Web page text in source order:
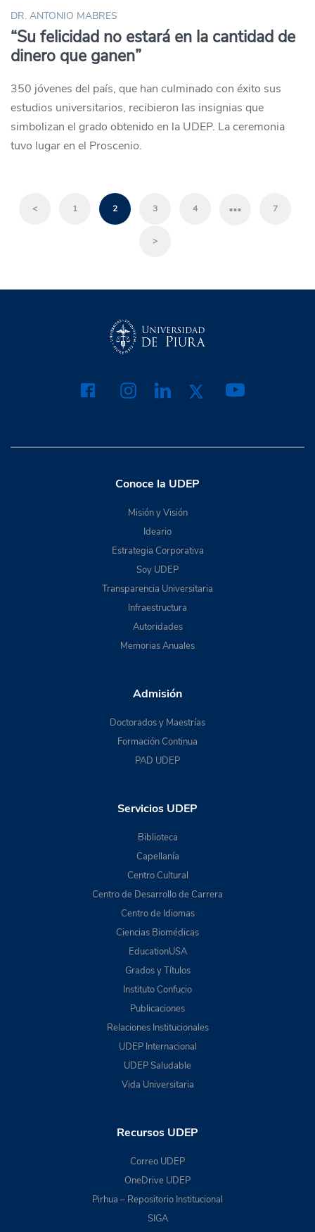
DR. ANTONIO MABRES
“Su felicidad no estará en la cantidad de
dinero que ganen”
350 jóvenes del país, que han culminado con éxito sus
estudios universitarios, recibieron las insignias que
simbolizan el grado obtenido en la UDEP. La ceremonia
tuvo lugar en el Proscenio.
< 1 2 3 4 … 7
>
Conoce la UDEP
Misión y Visión
Ideario
Estrategia Corporativa
Soy UDEP
Transparencia Universitaria
Infraestructura
Autoridades
Memorias Anuales
Admisión
Doctorados y Maestrías
Formación Continua
PAD UDEP
Servicios UDEP
Biblioteca
Capellanía
Centro Cultural
Centro de Desarrollo de Carrera
Centro de Idiomas
Ciencias Biomédicas
EducationUSA
Grados y Títulos
Instituto Confucio
Publicaciones
Relaciones Institucionales
UDEP Internacional
UDEP Saludable
Vida Universitaria
Recursos UDEP
Correo UDEP
OneDrive UDEP
Pirhua – Repositorio Institucional
SIGA